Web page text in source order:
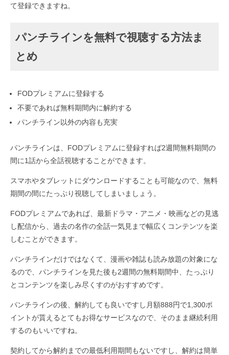
て登録できますね。
パンチラインを無料で視聴する方法ま
とめ
FODプレミアムに登録する
不要であれば無料期間内に解約する
パンチライン以外の内容も充実
パンチラインは、FODプレミアムに登録すれば2週間無料期間の
間に1話から全話視聴することができます。
スマホやタブレットにダウンロードすることも可能なので、無料
期間の間にたっぷり視聴してしまいましょう。
FODプレミアムであれば、最新ドラマ・アニメ・映画などの見逃
し配信から、過去の名作の全話一気見まで幅広くコンテンツを楽
しむことができます。
パンチラインだけではなくて、漫画や雑誌も読み放題の対象にな
るので、パンチラインを見た後も2週間の無料期間中、たっぷり
とコンテンツを楽しみ尽くすのがおすすめです。
パンチラインの後、解約しても良いですし月額888円で1,300ポ
イントが貰えるとてもお得なサービスなので、そのまま継続利用
するのもいいですね。
契約してから解約までの最低利用期間もないですし、解約は簡単